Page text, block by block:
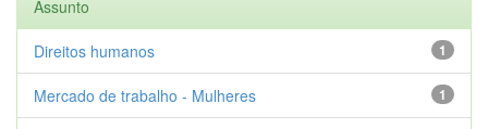
Assunto
1
Direitos humanos
1
Mercado de trabalho - Mulheres